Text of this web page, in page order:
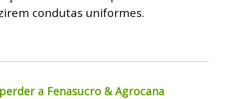
condutas uniformes.
a Fenasucro & Agrocana